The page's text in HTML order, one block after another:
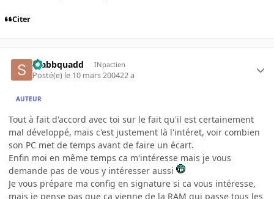
Citer
Stabbquadd INpactien
Posté(e) le 10 mars 200422 a
AUTEUR
Tout à fait d'accord avec toi sur le fait qu'il est certainement
mal développé, mais c'est justement là l'intéret, voir combien
son PC met de temps avant de faire un écart.
Enfin moi en même temps ca m'intéresse mais je vous
demande pas de vous y intéresser aussi
Je vous prépare ma config en signature si ca vous intéresse,
mais je pense pas que ca vienne de la RAM qui passe tous les